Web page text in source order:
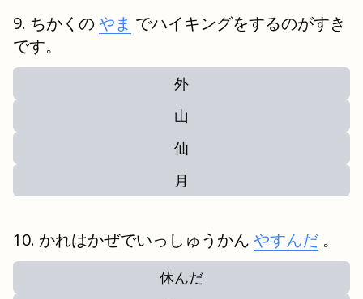
ちかくの やま でハイキングをするのがすき
です。
外
山
仙
月
かれはかぜでいっしゅうかん やすんだ 。
休んだ